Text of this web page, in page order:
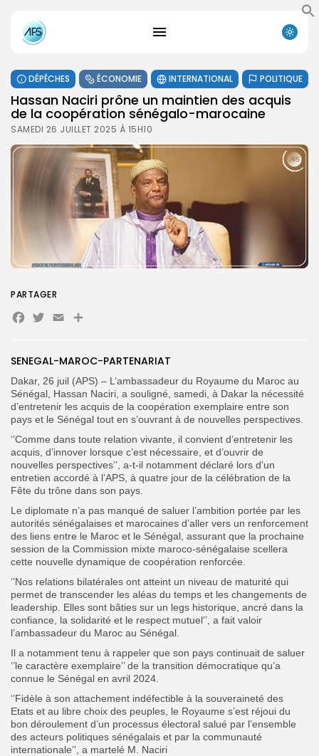
Search
for:
FR
DÉPÊCHES ÉCONOMIE INTERNATIONAL POLITIQUE
Hassan Naciri prône un maintien des acquis
de la coopération sénégalo-marocaine
SAMEDI 26 JUILLET 2025 À 15H10
SENEGAL-MAROC-PARTENARIAT
Dakar, 26 juil (APS) – L’ambassadeur du Royaume du Maroc au
Sénégal, Hassan Naciri, a souligné, samedi, à Dakar la nécessité
d’entretenir les acquis de la coopération exemplaire entre son
pays et le Sénégal tout en s’ouvrant à de nouvelles perspectives.
‘’Comme dans toute relation vivante, il convient d’entretenir les
acquis, d’innover lorsque c’est nécessaire, et d’ouvrir de
nouvelles perspectives’’, a-t-il notamment déclaré lors d’un
entretien accordé à l’APS, à quatre jour de la célébration de la
Fête du trône dans son pays.
Le diplomate n’a pas manqué de saluer l’ambition portée par les
autorités sénégalaises et marocaines d’aller vers un renforcement
des liens entre le Maroc et le Sénégal, assurant que la prochaine
session de la Commission mixte maroco-sénégalaise scellera
cette nouvelle dynamique de coopération renforcée.
‘’Nos relations bilatérales ont atteint un niveau de maturité qui
permet de transcender les aléas du temps et les changements de
leadership. Elles sont bâties sur un legs historique, ancré dans la
confiance, la solidarité et le respect mutuel’’, a fait valoir
l’ambassadeur du Maroc au Sénégal.
Il a notamment tenu à rappeler que son pays continuait de saluer
‘’le caractère exemplaire’’ de la transition démocratique qu’a
connue le Sénégal en avril 2024.
‘’Fidèle à son attachement indéfectible à la souveraineté des
Etats et au libre choix des peuples, le Royaume s’est réjoui du
bon déroulement d’un processus électoral salué par l’ensemble
des acteurs politiques sénégalais et par la communauté
internationale’’, a martelé M. Naciri
PARTAGER
Facebook
Twitter
EmailPartager